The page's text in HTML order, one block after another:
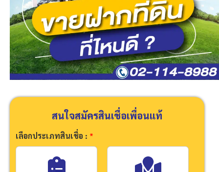
สนใจสมัครสินเชื่อเพื่อนแท้
เลือกประเภทสินเชื่อ : *